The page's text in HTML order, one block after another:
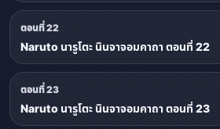
ตอนที่ 22
Naruto นารูโตะ นินจาจอมคาถา ตอนที่ 22
ตอนที่ 23
Naruto นารูโตะ นินจาจอมคาถา ตอนที่ 23